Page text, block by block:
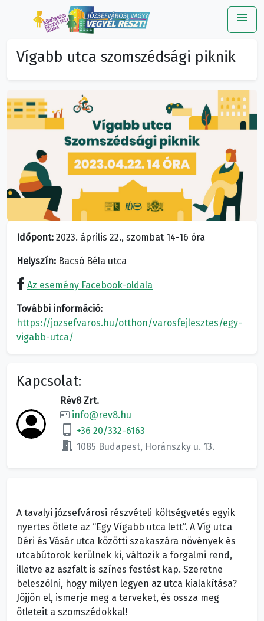
menu
Vígabb utca szomszédsági piknik
Időpont: 2023. április 22., szombat 14-16 óra
Helyszín: Bacsó Béla utca
Az esemény Facebook-oldala
További információ:
https://jozsefvaros.hu/otthon/varosfejlesztes/egy-
vigabb-utca/
Kapcsolat:
Rév8 Zrt.
info@rev8.hu
phone_android +36 20/332-6163
meeting_room 1085 Budapest, Horánszky u. 13.
A tavalyi józsefvárosi részvételi költségvetés egyik
nyertes ötlete az “Egy Vígabb utca lett”. A Víg utca
Déri és Vásár utca közötti szakaszára növények és
utcabútorok kerülnek ki, változik a forgalmi rend,
illetve az aszfalt is színes festést kap. Szeretne
beleszólni, hogy milyen legyen az utca kialakítása?
Jöjjön el, ismerje meg a terveket, és ossza meg
ötleteit a szomszédokkal!